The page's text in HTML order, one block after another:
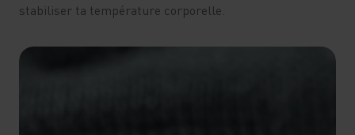
stabiliser ta température corporelle.